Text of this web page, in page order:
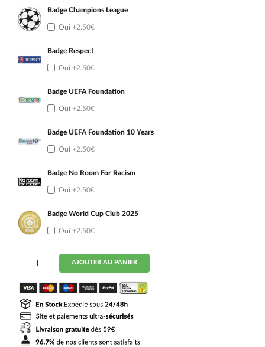
Badge Champions League
Oui +2.50€
Badge Respect
Oui +2.50€
Badge UEFA Foundation
Oui +2.50€
Badge UEFA Foundation 10 Years
Oui +2.50€
Badge No Room For Racism
Oui +2.50€
Badge World Cup Club 2025
Oui +2.50€
quantité
Maillot
Chelsea
Enfant
Domicile
2026
2027
AJOUTER AU PANIER